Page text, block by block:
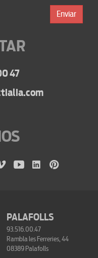
Enviar
47
PALAFOLLS
93.516.00.47
Rambla les Ferreries, 44
08389 Palafolls